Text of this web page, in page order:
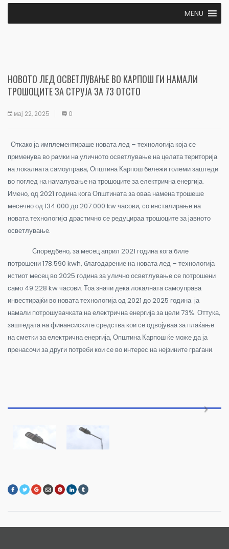
MENU
НОВОТО ЛЕД ОСВЕТЛУВАЊЕ ВО КАРПОШ ГИ НАМАЛИ
ТРОШОЦИТЕ ЗА СТРУЈА ЗА 73 ОТСТО
мај 22, 2025 0
Откако ја имплементираше новата лед – технологија која се
применува во рамки на уличното осветлување на целата територија
на локалната самоуправа, Општина Карпош бележи големи заштеди
во поглед на намалување на трошоците за електрична енергија.
Имено, од 2021 година кога Општината за оваа намена трошеше
месечно од 134.000 до 207.000 kw часови, со инсталирање на
новата технологијa драстично се редуцираа трошоците за јавното
осветлување.
Споредбено, за месец април 2021 година кога биле
потрошени 178.590 kwh, благодарение на новата лед – технологија
истиот месец во 2025 година за улично осветлување се потрошени
само 49.228 kw часови. Тоа значи дека локалната самоуправа
инвестирајќи во новата технологија од 2021 до 2025 година ја
намали потрошувачката на електрична енергија за цели 73%. Оттука,
заштедата на финансиските средства кои се одвојуваа за плаќање
на сметки за електрична енергија, Општина Карпош ќе може да ја
пренасочи за други потреби кои се во интерес на нејзините граѓани.